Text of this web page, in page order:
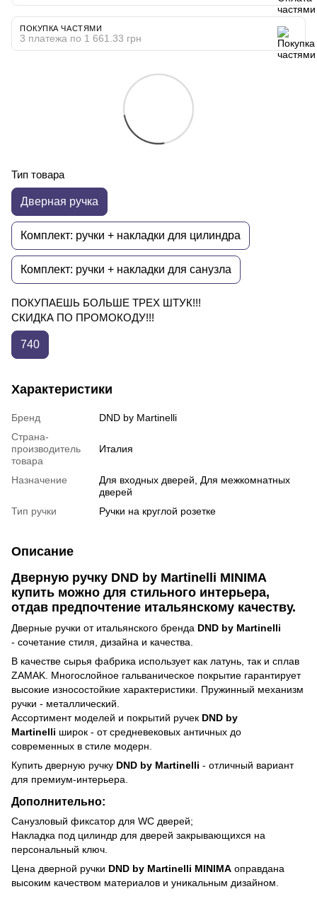
ПОКУПКА ЧАСТЯМИ
3 платежа по 1 661.33 грн
Тип товара
Дверная ручка
Комплект: ручки + накладки для цилиндра
Комплект: ручки + накладки для санузла
ПОКУПАЕШЬ БОЛЬШЕ ТРЕХ ШТУК!!!
СКИДКА ПО ПРОМОКОДУ!!!
740
Характеристики
Бренд
DND by Martinelli
Страна-
производитель
товара
Италия
Назначение
Для входных дверей, Для межкомнатных
дверей
Тип ручки
Ручки на круглой розетке
Описание
Дверную ручку DND by Martinelli MINIMA
купить можно для стильного интерьера,
отдав предпочтение итальянскому качеству.
Дверные ручки от итальянского бренда DND by Martinelli
- сочетание стиля, дизайна и качества.
В качестве сырья фабрика использует как латунь, так и сплав
ZAMAK. Многослойное гальваническое покрытие гарантирует
высокие износостойкие характеристики. Пружинный механизм
ручки - металлический.
Ассортимент моделей и покрытий ручек DND by
Martinelli широк - от средневековых античных до
современных в стиле модерн.
Купить дверную ручку DND by Martinelli - отличный вариант
для премиум-интерьера.
Дополнительно:
Санузловый фиксатор для WC дверей;
Накладка под цилиндр для дверей закрывающихся на
персональный ключ.
Цена дверной ручки DND by Martinelli MINIMA оправдана
высоким качеством материалов и уникальным дизайном.